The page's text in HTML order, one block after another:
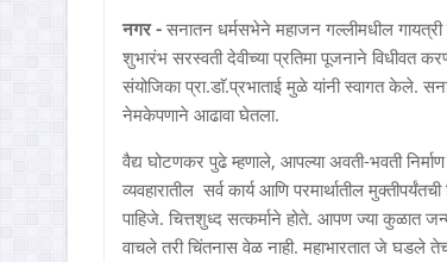
नगर - सनातन धर्मसभेने महाजन गल्लीमधील गायत्री
शुभारंभ सरस्वती देवीच्या प्रतिमा पूजनाने विधीवत
संयोजिका प्रा.डाॅ.प्रभाताई मुळे यांनी स्वागत केले.
नेमकेपणाने आढावा घेतला.
वैद्य घोटणकर पुढे म्हणाले, आपल्या अवती-भवती
व्यवहारातील सर्व कार्य आणि परमार्थातील
पाहिजे. चित्तशुध्द सत्कर्माने होते. आपण ज्या कुळात
वाचले तरी चिंतनास वेळ नाही. महाभारतात जे